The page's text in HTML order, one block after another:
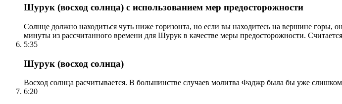
Шурук (восход солнца) с использованием мер предосторожности
Солнце должно находиться чуть ниже горизонта, но если вы находитесь на вершине
минуты из рассчитанного времени для Шурук в качестве меры предосторожности.
5:35
Шурук (восход солнца)
Восход солнца расчитывается. В большинстве случаев молитва Фаджр была бы уже
6:20